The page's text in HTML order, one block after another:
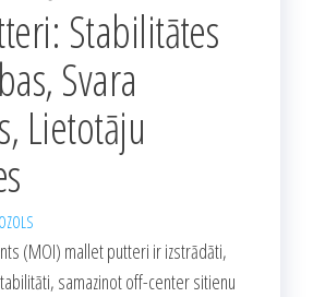
Stabilitātes
Svara
Lietotāju
(MOI) mallet putteri ir izstrādāti,
samazinot off-center sitienu